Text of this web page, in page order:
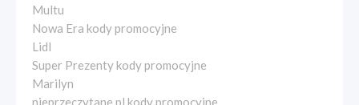
Multu
Nowa Era kody promocyjne
Lidl
Super Prezenty kody promocyjne
Marilyn
nieprzeczytane.pl kody promocyjne